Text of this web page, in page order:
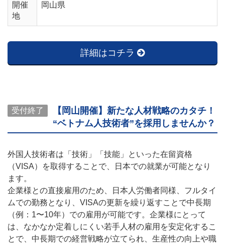
開催
地
岡山県
詳細はコチラ
受付終了
【岡山開催】新たな人材戦略のカタチ！
“ベトナム人技術者”を採用しませんか？
外国人技術者は「技術」「技能」といった在留資格
（VISA）を取得することで、日本での就業が可能となり
ます。
企業様との直接雇用のため、日本人労働者同様、フルタイ
ムでの勤務となり、VISAの更新を繰り返すことで中長期
（例：1〜10年）での雇用が可能です。企業様にとって
は、なかなか定着しにくい若手人材の雇用を安定化するこ
とで、中長期での経営戦略が立てられ、生産性の向上や職